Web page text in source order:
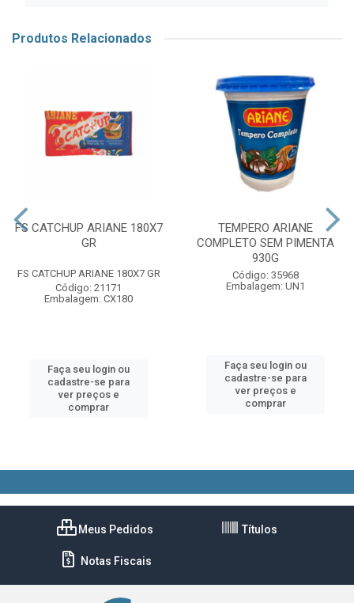
Produtos Relacionados
FS CATCHUP ARIANE 180X7
GR
FS CATCHUP ARIANE 180X7 GR
Código: 21171
Embalagem: CX180
Faça seu login ou
cadastre-se para
ver preços e
comprar
TEMPERO ARIANE
COMPLETO SEM PIMENTA
930G
Código: 35968
Embalagem: UN1
Faça seu login ou
cadastre-se para
ver preços e
comprar
Meus Pedidos Títulos
Notas Fiscais